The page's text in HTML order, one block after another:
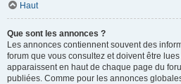
Haut
Que sont les annonces ?
Les annonces contiennent souvent des
forum que vous consultez et doivent être
apparaissent en haut de chaque page du
publiées. Comme pour les annonces